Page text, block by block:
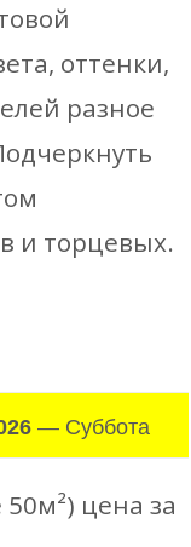
оттенки,
разное
и торцевых.
— Суббота
цена за